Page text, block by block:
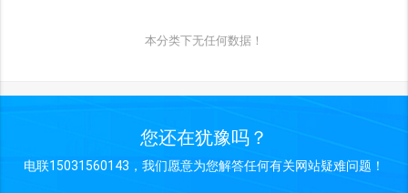
本分类下无任何数据！
您还在犹豫吗？
电联15031560143，我们愿意为您解答任何有关网站疑难问题！